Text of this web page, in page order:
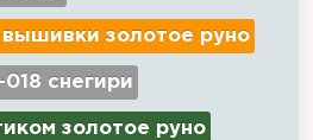
золотое руно
снегири
золотое руно